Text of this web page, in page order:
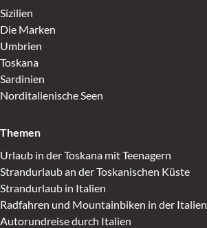
Sizilien
Die Marken
Umbrien
Toskana
Sardinien
Norditalienische Seen
Themen
Urlaub in der Toskana mit Teenagern
Strandurlaub an der Toskanischen Küste
Strandurlaub in Italien
Radfahren und Mountainbiken in der Italien
Autorundreise durch Italien